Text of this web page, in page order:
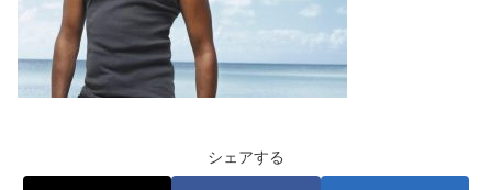
シェアする